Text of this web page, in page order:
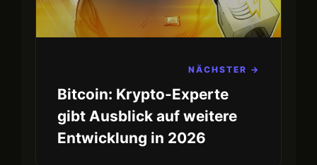
NÄCHSTER →
Bitcoin: Krypto-Experte
gibt Ausblick auf weitere
Entwicklung in 2026